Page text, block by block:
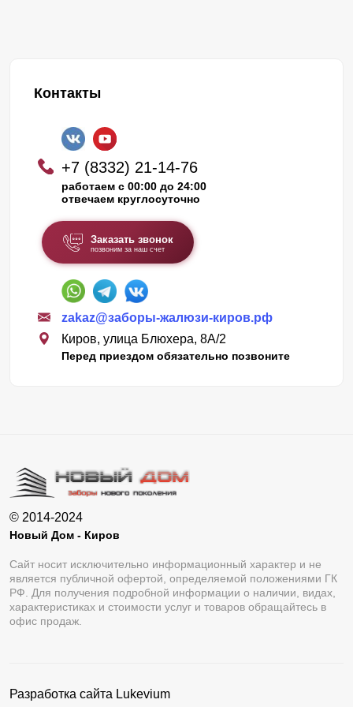
Контакты
+7 (8332) 21-14-76
работаем с 00:00 до 24:00
отвечаем круглосуточно
Заказать звонок
позвоним за наш счет
zakaz@заборы-жалюзи-киров.рф
Киров, улица Блюхера, 8А/2
Перед приездом обязательно позвоните
© 2014-2024
Новый Дом - Киров
Сайт носит исключительно информационный характер и не
является публичной офертой, определяемой положениями ГК
РФ. Для получения подробной информации о наличии, видах,
характеристиках и стоимости услуг и товаров обращайтесь в
офис продаж.
Разработка сайта Lukevium